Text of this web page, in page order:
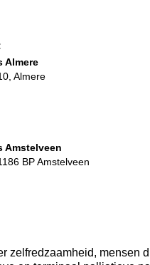
Almere
Almere
Amstelveen
BP Amstelveen
zelfredzaamheid, mensen